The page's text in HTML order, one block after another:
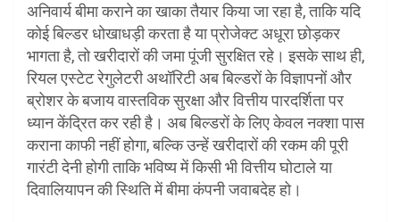
अनिवार्य बीमा कराने का खाका तैयार किया जा रहा है, ताकि यदि
कोई बिल्डर धोखाधड़ी करता है या प्रोजेक्ट अधूरा छोड़कर
भागता है, तो खरीदारों की जमा पूंजी सुरक्षित रहे। इसके साथ ही,
रियल एस्टेट रेगुलेटरी अथॉरिटी अब बिल्डरों के विज्ञापनों और
ब्रोशर के बजाय वास्तविक सुरक्षा और वित्तीय पारदर्शिता पर
ध्यान केंद्रित कर रही है। अब बिल्डरों के लिए केवल नक्शा पास
कराना काफी नहीं होगा, बल्कि उन्हें खरीदारों की रकम की पूरी
गारंटी देनी होगी ताकि भविष्य में किसी भी वित्तीय घोटाले या
दिवालियापन की स्थिति में बीमा कंपनी जवाबदेह हो।